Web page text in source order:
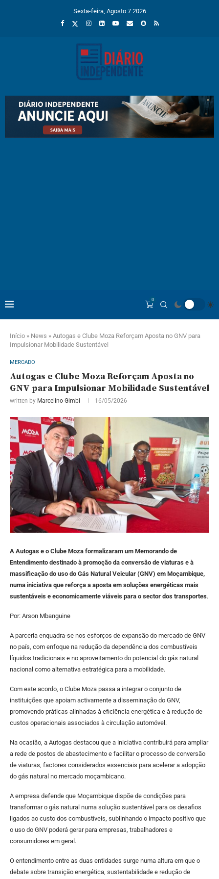
Sexta-feira, Agosto 7 2026
0
Início » News » Autogas e Clube Moza Reforçam Aposta no GNV para
Impulsionar Mobilidade Sustentável
MERCADO
Autogas e Clube Moza Reforçam Aposta no
GNV para Impulsionar Mobilidade Sustentável
written by Marcelino Gimbi 16/05/2026
A Autogas e o Clube Moza formalizaram um Memorando de
Entendimento destinado à promoção da conversão de viaturas e à
massificação do uso do Gás Natural Veicular (GNV) em Moçambique,
numa iniciativa que reforça a aposta em soluções energéticas mais
sustentáveis e economicamente viáveis para o sector dos transportes.
Por: Arson Mbanguine
A parceria enquadra-se nos esforços de expansão do mercado de GNV
no país, com enfoque na redução da dependência dos combustíveis
líquidos tradicionais e no aproveitamento do potencial do gás natural
nacional como alternativa estratégica para a mobilidade.
Com este acordo, o Clube Moza passa a integrar o conjunto de
instituições que apoiam activamente a disseminação do GNV,
promovendo práticas alinhadas à eficiência energética e à redução de
custos operacionais associados à circulação automóvel.
Na ocasião, a Autogas destacou que a iniciativa contribuirá para ampliar
a rede de postos de abastecimento e facilitar o processo de conversão
de viaturas, factores considerados essenciais para acelerar a adopção
do gás natural no mercado moçambicano.
A empresa defende que Moçambique dispõe de condições para
transformar o gás natural numa solução sustentável para os desafios
ligados ao custo dos combustíveis, sublinhando o impacto positivo que
o uso do GNV poderá gerar para empresas, trabalhadores e
consumidores em geral.
O entendimento entre as duas entidades surge numa altura em que o
debate sobre transição energética, sustentabilidade e redução de